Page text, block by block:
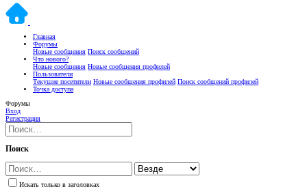
Главная
Форумы
Новые сообщения Поиск сообщений
Что нового?
Новые сообщения Новые сообщения профилей
Пользователи
Текущие посетители Новые сообщения профилей Поиск сообщений профилей
Точка доступа
Форумы
Вход
Регистрация
Поиск
Искать только в заголовках